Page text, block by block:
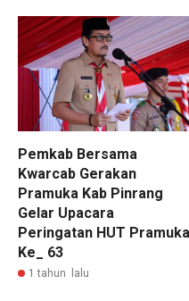
Pemkab Bersama
Kwarcab Gerakan
Pramuka Kab Pinrang
Gelar Upacara
Peringatan HUT Pramuka
Ke_ 63
1 tahun lalu